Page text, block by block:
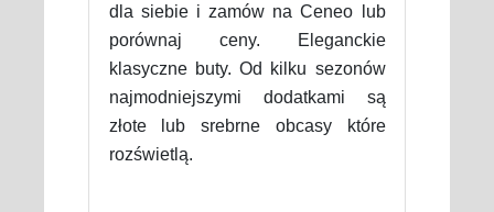
dla siebie i zamów na Ceneo lub
porównaj ceny. Eleganckie
klasyczne buty. Od kilku sezonów
najmodniejszymi dodatkami są
złote lub srebrne obcasy które
rozświetlą.